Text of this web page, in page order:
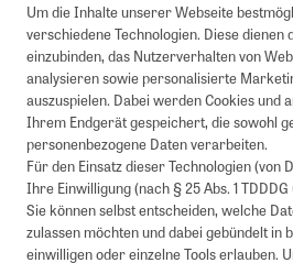
Um die Inhalte unserer Webseite
verschiedene Technologien. Diese dienen
einzubinden, das Nutzerverhalten von
analysieren sowie personalisierte
auszuspielen. Dabei werden Cookies und
Ihrem Endgerät gespeichert, die sowohl
personenbezogene Daten verarbeiten.
Für den Einsatz dieser Technologien
Ihre Einwilligung (nach § 25 Abs. 1 TDDDG
Sie können selbst entscheiden, welche
zulassen möchten und dabei gebündelt in
einwilligen oder einzelne Tools erlauben.